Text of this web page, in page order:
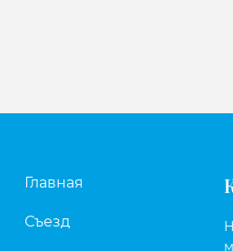
Главная
Съезд